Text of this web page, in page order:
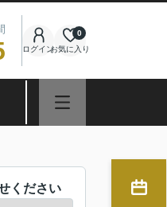
ログインお気に入り
0
ください